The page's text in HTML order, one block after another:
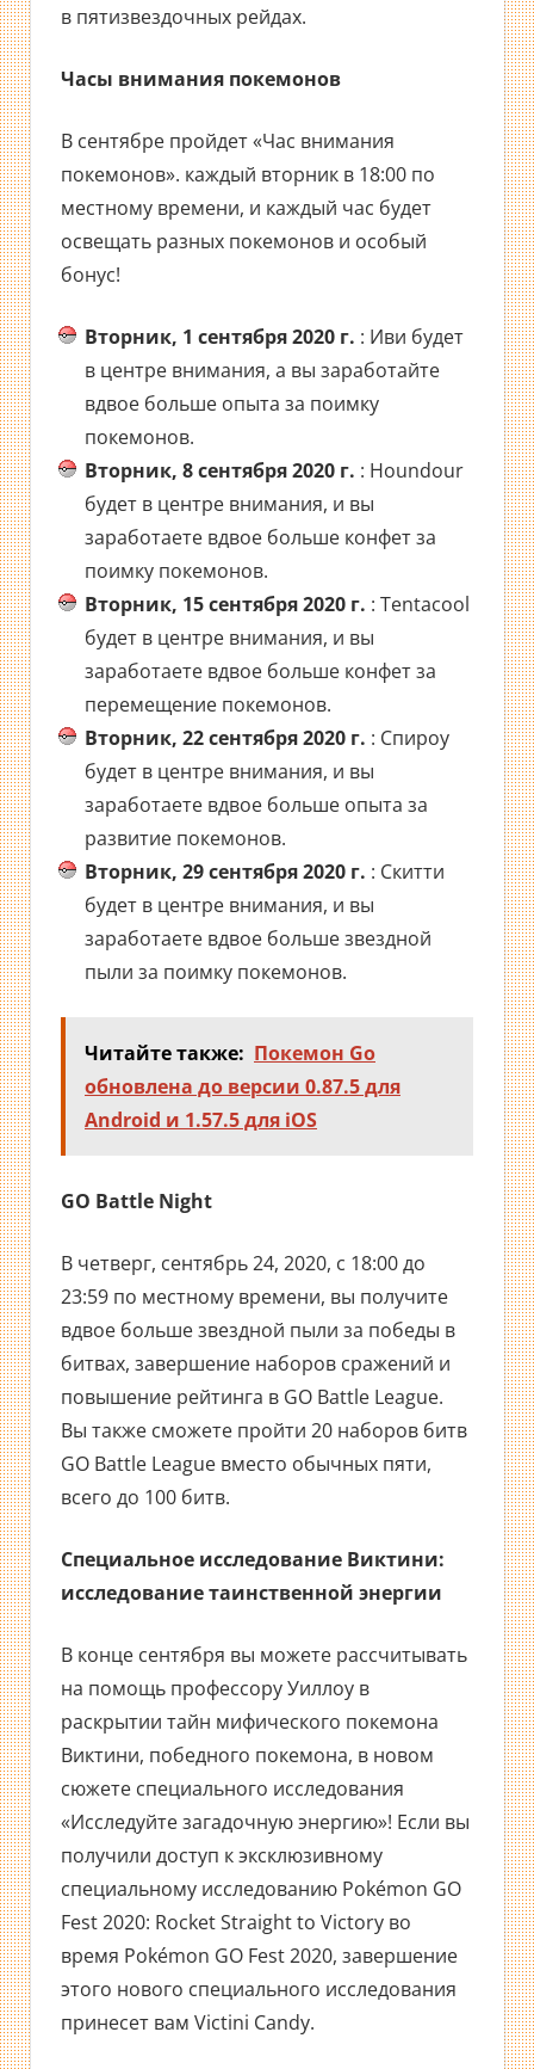
в пятизвездочных рейдах.
Часы внимания покемонов
В сентябре пройдет «Час внимания
покемонов». каждый вторник в 18:00 по
местному времени, и каждый час будет
освещать разных покемонов и особый
бонус!
Вторник, 1 сентября 2020 г. : Иви будет
в центре внимания, а вы заработайте
вдвое больше опыта за поимку
покемонов.
Вторник, 8 сентября 2020 г. : Houndour
будет в центре внимания, и вы
заработаете вдвое больше конфет за
поимку покемонов.
Вторник, 15 сентября 2020 г. : Tentacool
будет в центре внимания, и вы
заработаете вдвое больше конфет за
перемещение покемонов.
Вторник, 22 сентября 2020 г. : Спироу
будет в центре внимания, и вы
заработаете вдвое больше опыта за
развитие покемонов.
Вторник, 29 сентября 2020 г. : Скитти
будет в центре внимания, и вы
заработаете вдвое больше звездной
пыли за поимку покемонов.
Читайте также: Покемон Go
обновлена до версии 0.87.5 для
Android и 1.57.5 для iOS
GO Battle Night
В четверг, сентябрь 24, 2020, с 18:00 до
23:59 по местному времени, вы получите
вдвое больше звездной пыли за победы в
битвах, завершение наборов сражений и
повышение рейтинга в GO Battle League.
Вы также сможете пройти 20 наборов битв
GO Battle League вместо обычных пяти,
всего до 100 битв.
Специальное исследование Виктини:
исследование таинственной энергии
В конце сентября вы можете рассчитывать
на помощь профессору Уиллоу в
раскрытии тайн мифического покемона
Виктини, победного покемона, в новом
сюжете специального исследования
«Исследуйте загадочную энергию»! Если вы
получили доступ к эксклюзивному
специальному исследованию Pokémon GO
Fest 2020: Rocket Straight to Victory во
время Pokémon GO Fest 2020, завершение
этого нового специального исследования
принесет вам Victini Candy.